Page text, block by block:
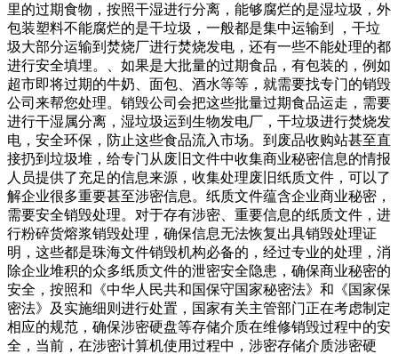
里的过期食物，按照干湿进行分离，能够腐烂的是湿垃圾，外
包装塑料不能腐烂的是干垃圾，一般都是集中运输到 ，干垃
圾大部分运输到焚烧厂进行焚烧发电，还有一些不能处理的都
进行安全填埋。、如果是大批量的过期食品，有包装的，例如
超市即将过期的牛奶、面包、酒水等等，就需要找专门的销毁
公司来帮您处理。销毁公司会把这些批量过期食品运走，需要
进行干湿属分离，湿垃圾运到生物发电厂，干垃圾进行焚烧发
电，安全环保，防止这些食品流入市场。到废品收购站甚至直
接扔到垃圾堆，给专门从废旧文件中收集商业秘密信息的情报
人员提供了充足的信息来源，收集处理废旧纸质文件，可以了
解企业很多重要甚至涉密信息。纸质文件蕴含企业商业秘密，
需要安全销毁处理。对于存有涉密、重要信息的纸质文件，进
行粉碎货熔浆销毁处理，确保信息无法恢复出具销毁处理证
明，这些都是珠海文件销毁机构必备的，经过专业的处理，消
除企业堆积的众多纸质文件的泄密安全隐患，确保商业秘密的
安全，按照和《中华人民共和国保守国家秘密法》和《国家保
密法》及实施细则进行处置，国家有关主管部门正在考虑制定
相应的规范，确保涉密硬盘等存储介质在维修销毁过程中的安
全，当前，在涉密计算机使用过程中，涉密存储介质涉密硬